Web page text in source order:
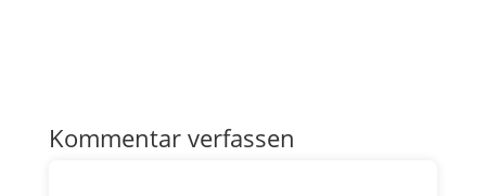
Kommentar verfassen